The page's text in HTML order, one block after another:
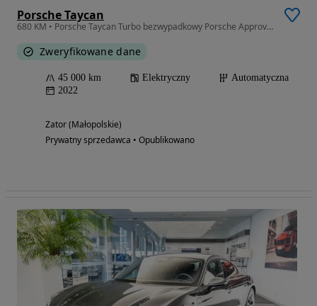
Porsche Taycan
680 KM • Porsche Taycan Turbo bezwypadkowy Porsche Approved do 2028r
Zweryfikowane dane
45 000 km Elektryczny
Automatyczna
2022
Zator (Małopolskie)
Prywatny sprzedawca • Opublikowano